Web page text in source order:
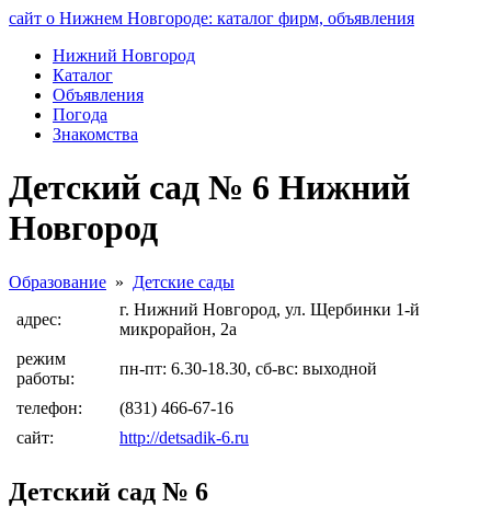
сайт о Нижнем Новгороде: каталог фирм, объявления
Нижний Новгород
Каталог
Объявления
Погода
Знакомства
Детский сад № 6 Нижний
Новгород
Образование » Детские сады
адрес:
г. Нижний Новгород, ул. Щербинки 1-й
микрорайон, 2а
режим
работы:
пн-пт: 6.30-18.30, сб-вс: выходной
телефон:
(831) 466-67-16
сайт:
http://detsadik-6.ru
Детский сад № 6